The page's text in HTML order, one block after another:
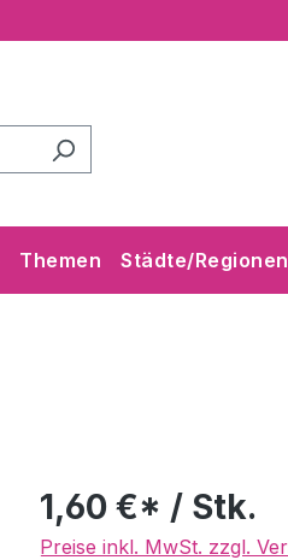
Themen Städte/Regionen
1,60 €* / Stk.
Preise inkl. MwSt. zzgl.